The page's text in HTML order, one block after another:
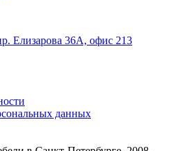
Елизарова 36А, офис 213
данных